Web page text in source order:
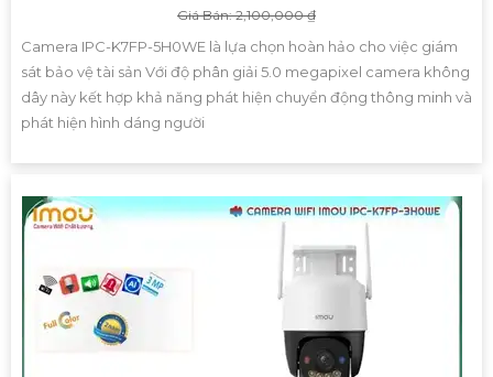
Giá Bán: 2,100,000 ₫
Camera IPC-K7FP-5H0WE là lựa chọn hoàn hảo cho việc giám
sát bảo vệ tài sản Với độ phân giải 5.0 megapixel camera không
dây này kết hợp khả năng phát hiện chuyển động thông minh và
phát hiện hình dáng người